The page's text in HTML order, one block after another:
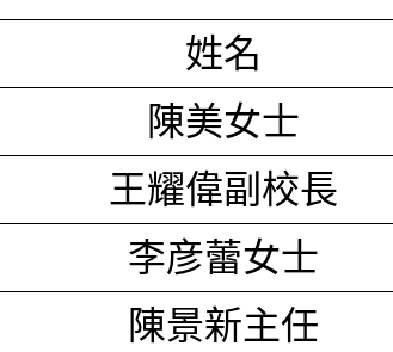
姓名
陳美女士
王耀偉副校長
李彦蕾女士
陳景新主任